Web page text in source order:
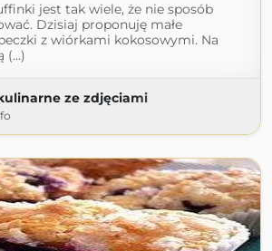
jest tak wiele, że nie sposób
Dzisiaj proponuję małe
z wiórkami kokosowymi. Na
(...)
ze zdjęciami